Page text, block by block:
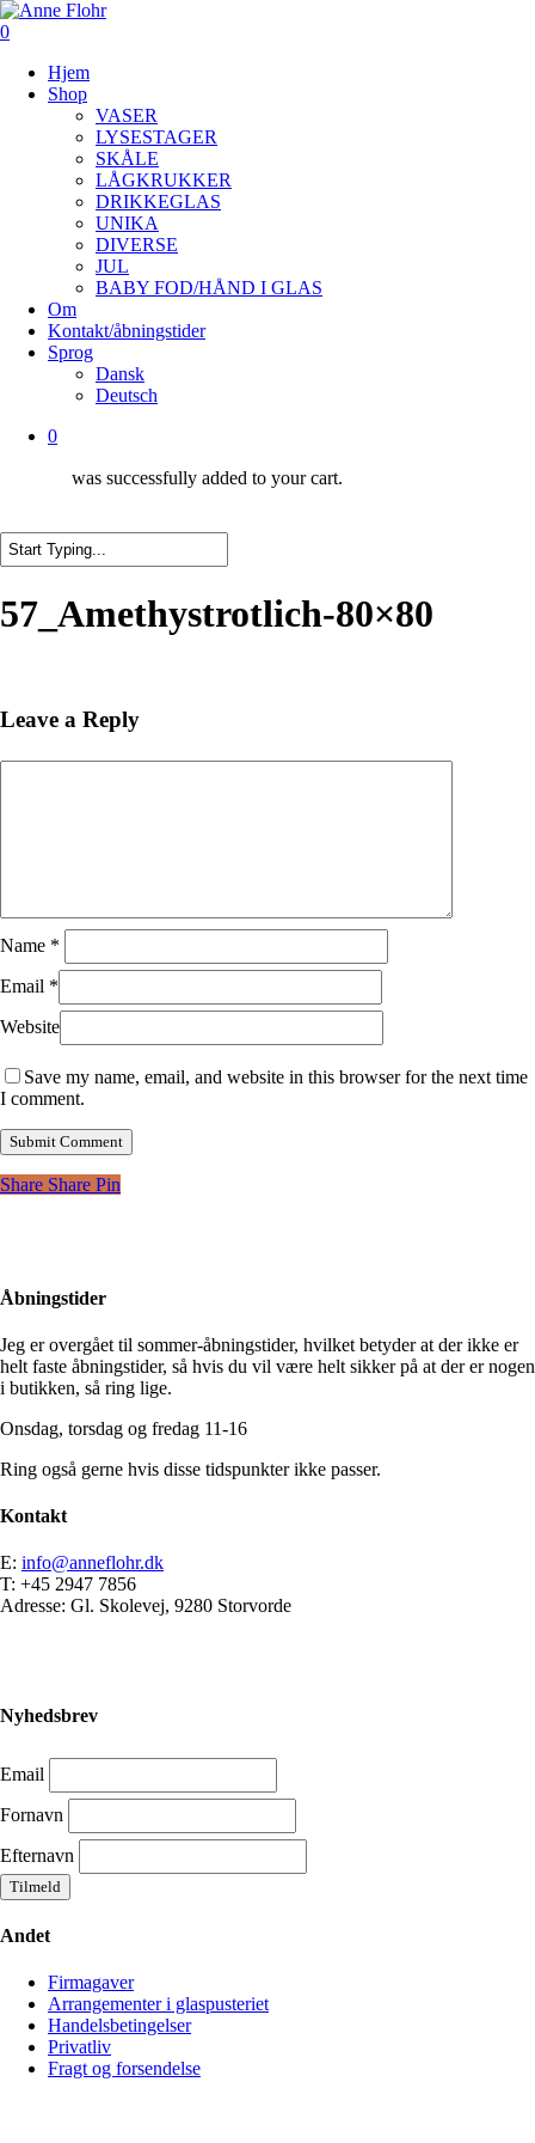
Skip
to
content
0
Hjem
Shop
VASER
LYSESTAGER
SKÅLE
LÅGKRUKKER
DRIKKEGLAS
UNIKA
DIVERSE
JUL
BABY FOD/HÅND I GLAS
Om
Kontakt/åbningstider
Sprog
Dansk
Deutsch
0
was successfully added to your cart.
Search
57_Amethystrotlich-80×80
Leave a Reply
Name *
Email *
Website
Save my name, email, and website in this browser for the next time
I comment.
Share Share Pin
Åbningstider
Jeg er overgået til sommer-åbningstider, hvilket betyder at der ikke er
helt faste åbningstider, så hvis du vil være helt sikker på at der er nogen
i butikken, så ring lige.
Onsdag, torsdag og fredag 11-16
Ring også gerne hvis disse tidspunkter ikke passer.
Kontakt
E: info@anneflohr.dk
T: +45 2947 7856
Adresse: Gl. Skolevej, 9280 Storvorde
Nyhedsbrev
Email
Fornavn
Efternavn
Andet
Firmagaver
Arrangementer i glaspusteriet
Handelsbetingelser
Privatliv
Fragt og forsendelse